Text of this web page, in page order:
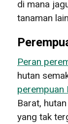
di mana
tanaman
Peran
hutan
perempuan
Barat,
yang tak